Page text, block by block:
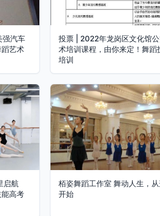
强汽车
艺术
投票 | 2022年龙岗区文化馆
术培训课程，由你来定！舞蹈
培训
启航
高考
栢姿舞蹈工作室 舞动人生，从
开始